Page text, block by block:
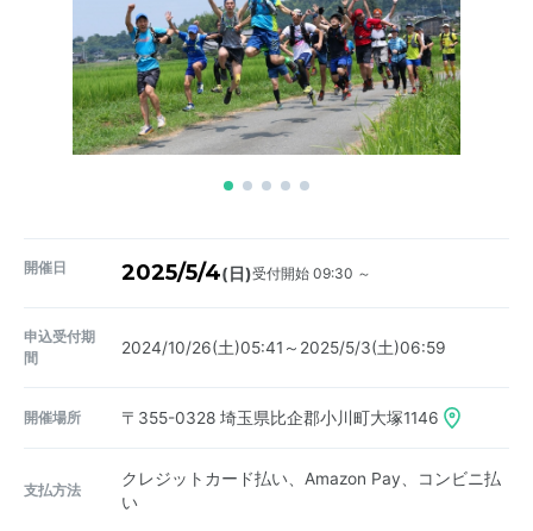
開催日 2025/5/4(日)受付開始 09:30 ～
申込受付期
間
2024/10/26(土)05:41～2025/5/3(土)06:59
開催場所 〒355-0328 埼玉県比企郡小川町大塚1146
支払方法
クレジットカード払い、Amazon Pay、コンビニ払
い